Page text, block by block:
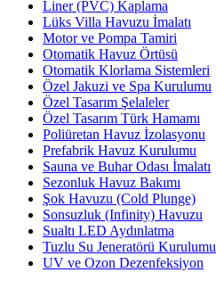
Liner (PVC) Kaplama
Lüks Villa Havuzu İmalatı
Motor ve Pompa Tamiri
Otomatik Havuz Örtüsü
Otomatik Klorlama Sistemleri
Özel Jakuzi ve Spa Kurulumu
Özel Tasarım Şelaleler
Özel Tasarım Türk Hamamı
Poliüretan Havuz İzolasyonu
Prefabrik Havuz Kurulumu
Sauna ve Buhar Odası İmalatı
Sezonluk Havuz Bakımı
Şok Havuzu (Cold Plunge)
Sonsuzluk (Infinity) Havuzu
Sualtı LED Aydınlatma
Tuzlu Su Jeneratörü Kurulumu
UV ve Ozon Dezenfeksiyon